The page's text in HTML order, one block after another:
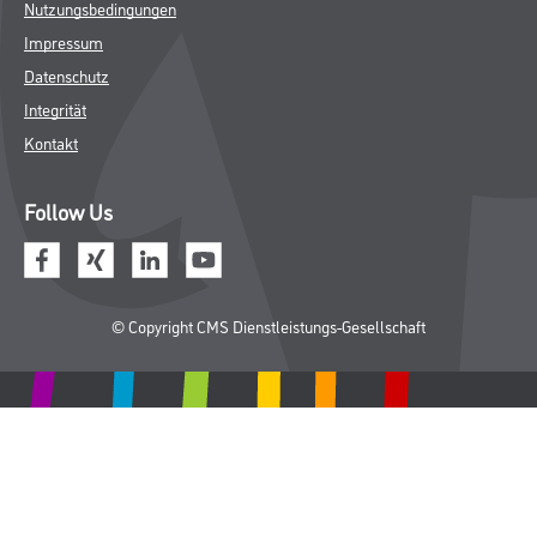
Nutzungsbedingungen
Impressum
Datenschutz
Integrität
Kontakt
Follow Us
© Copyright CMS Dienstleistungs-Gesellschaft